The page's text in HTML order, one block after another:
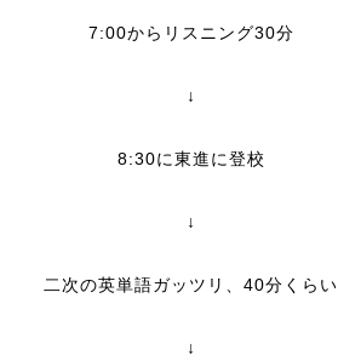
7:00からリスニング30分
↓
8:30に東進に登校
↓
二次の英単語ガッツリ、40分くらい
↓